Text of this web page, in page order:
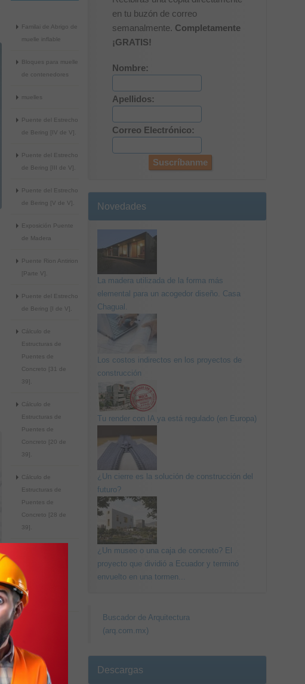
Familai de Abrigo de
muelle inflable
Bloques para muelle
de contenedores
muelles
Puente del Estrecho
de Bering [IV de V].
Puente del Estrecho
de Bering [III de V].
Puente del Estrecho
de Bering [V de V].
Exposición Puente
de Madera
Puente Rion Antirion
[Parte V].
Puente del Estrecho
de Bering [I de V].
Cálculo de
Estructuras de
Puentes de
Concreto [31 de
39].
Cálculo de
Estructuras de
Puentes de
Concreto [20 de
39].
Cálculo de
Estructuras de
Puentes de
Concreto [28 de
39].
Puentes de
Concreto [29 de
39].
en tu buzón de correo
semanalmente. Completamente
¡GRATIS!
Nombre:
Apellidos:
Correo Electrónico:
Novedades
La madera utilizada de la forma más
elemental para un acogedor diseño. Casa
Chagual.
Los costos indirectos en los proyectos de
construcción
Tu render con IA ya está regulado (en Europa)
¿Un cierre es la solución de construcción del
futuro?
¿Un museo o una caja de concreto? El
proyecto que dividió a Ecuador y terminó
envuelto en una tormen...
Buscador de Arquitectura
(arq.com.mx)
Descargas